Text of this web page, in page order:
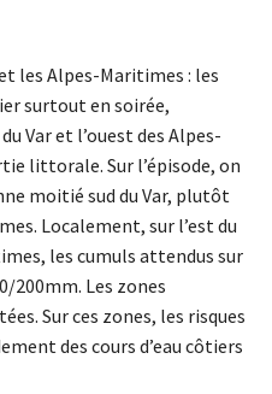
les Alpes-Maritimes : les
surtout en soirée,
Var et l’ouest des Alpes-
littorale. Sur l’épisode, on
moitié sud du Var, plutôt
Localement, sur l’est du
les cumuls attendus sur
200mm. Les zones
Sur ces zones, les risques
des cours d’eau côtiers